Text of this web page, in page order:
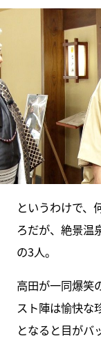
というわけで、
ろだが、絶景温
の3人。
高田が一同爆笑
スト陣は愉快な
となると目がバ